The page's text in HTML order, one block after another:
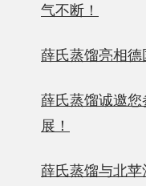
气不断！
薛氏蒸馏亮相
薛氏蒸馏诚邀
展！
薛氏蒸馏与北